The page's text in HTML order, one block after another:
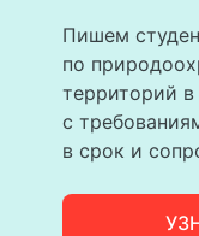
Пишем
по
территорий
с
в срок и